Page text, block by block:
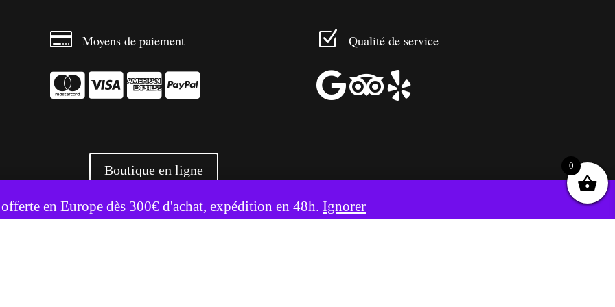
en Europe dès 300€ d'achat, expédition en 48h. Ignorer
 Moyens de paiement
  
Z Qualité de service

Boutique en ligne
+ 3500 références livrées partout en Europe
utilise des cookies pour améliorer votre expérience. Accepter Refuser
0